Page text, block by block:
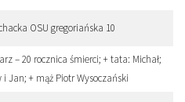
OSU gregoriańska 10
– 20 rocznica śmierci; + tata: Michał;
i Jan; + mąż Piotr Wysoczański